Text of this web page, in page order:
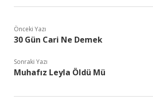
Önceki Yazı
30 Gün Cari Ne Demek
Sonraki Yazı
Muhafız Leyla Öldü Mü